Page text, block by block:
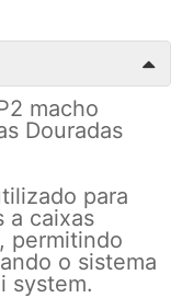
macho
Douradas
para
a caixas
permitindo
o sistema
system.